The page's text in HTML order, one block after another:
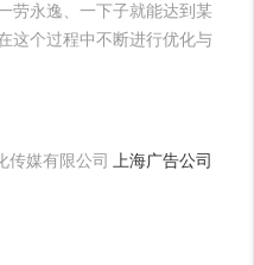
劳永逸、一下子就能达到某
这个过程中不断进行优化与
传媒有限公司
上海广告公司